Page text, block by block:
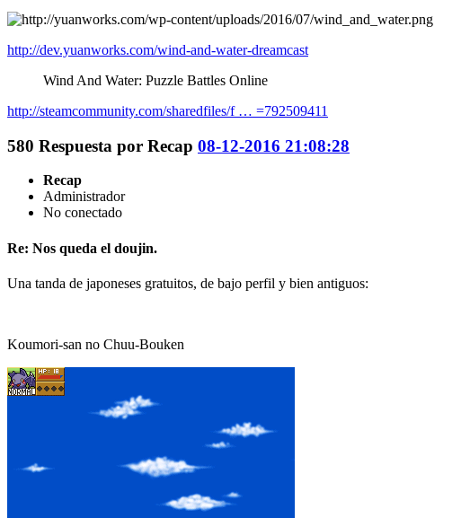
http://dev.yuanworks.com/wind-and-water-dreamcast
Wind And Water: Puzzle Battles Online
http://steamcommunity.com/sharedfiles/f … =792509411
580 Respuesta por Recap 08-12-2016 21:08:28
Recap
Administrador
No conectado
Re: Nos queda el doujin.
Una tanda de japoneses gratuitos, de bajo perfil y bien antiguos:
Koumori-san no Chuu-Bouken